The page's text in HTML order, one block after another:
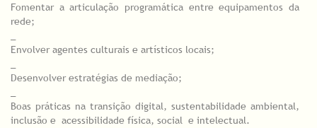
Fomentar a articulação programática entre equipamentos da
rede;
Envolver agentes culturais e artísticos locais;
Desenvolver estratégias de mediação;
Boas práticas na transição digital, sustentabilidade ambiental,
inclusão e acessibilidade física, social e intelectual.